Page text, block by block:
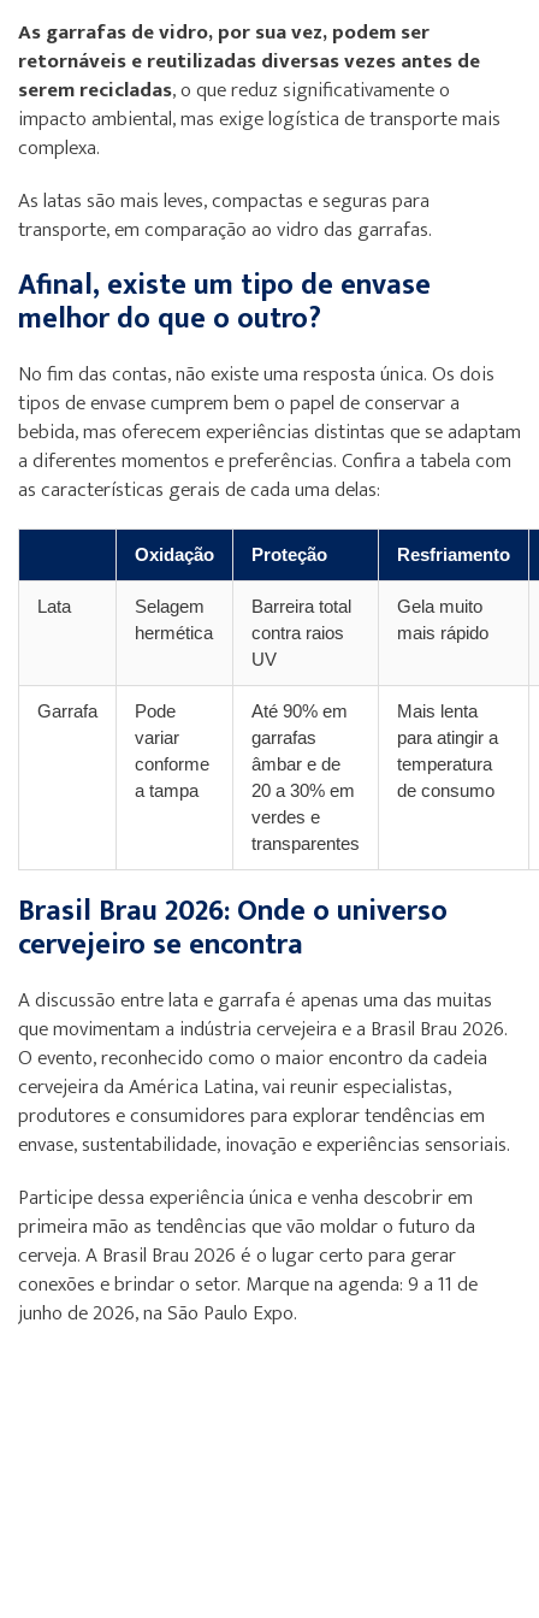
As garrafas de vidro, por sua vez, podem ser
retornáveis e reutilizadas diversas vezes antes de
serem recicladas, o que reduz significativamente o
impacto ambiental, mas exige logística de transporte mais
complexa.
As latas são mais leves, compactas e seguras para
transporte, em comparação ao vidro das garrafas.
Afinal, existe um tipo de envase
melhor do que o outro?
No fim das contas, não existe uma resposta única. Os dois
tipos de envase cumprem bem o papel de conservar a
bebida, mas oferecem experiências distintas que se adaptam
a diferentes momentos e preferências. Confira a tabela com
as características gerais de cada uma delas:
Oxidação Proteção Resfriamento
Lata
Selagem
hermética
Barreira total
contra raios
UV
Gela muito
mais rápido
Garrafa
Pode
variar
conforme
a tampa
Até 90% em
garrafas
âmbar e de
20 a 30% em
verdes e
transparentes
Mais lenta
para atingir a
temperatura
de consumo
Brasil Brau 2026: Onde o universo
cervejeiro se encontra
A discussão entre lata e garrafa é apenas uma das muitas
que movimentam a indústria cervejeira e a Brasil Brau 2026.
O evento, reconhecido como o maior encontro da cadeia
cervejeira da América Latina, vai reunir especialistas,
produtores e consumidores para explorar tendências em
envase, sustentabilidade, inovação e experiências sensoriais.
Participe dessa experiência única e venha descobrir em
primeira mão as tendências que vão moldar o futuro da
cerveja. A Brasil Brau 2026 é o lugar certo para gerar
conexões e brindar o setor. Marque na agenda: 9 a 11 de
junho de 2026, na São Paulo Expo.